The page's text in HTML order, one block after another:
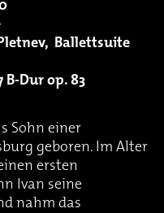
Ballettsuite
B-Dur op. 83
Sohn einer
geboren. Im Alter
ersten
Ivan seine
nahm das